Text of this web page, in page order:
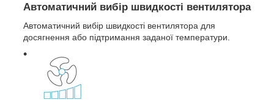
Автоматичний вибір швидкості вентилятора
Автоматичний вибір швидкості вентилятора для
досягнення або підтримання заданої температури.